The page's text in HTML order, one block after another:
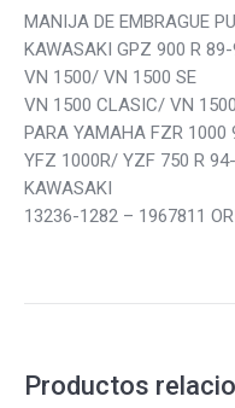
MANIJA DE EMBRAGUE
KAWASAKI GPZ 900 R
VN 1500/ VN 1500 SE
VN 1500 CLASIC/ VN
PARA YAMAHA FZR
YFZ 1000R/ YZF 750 R
KAWASAKI
13236-1282 – 1967811
Productos